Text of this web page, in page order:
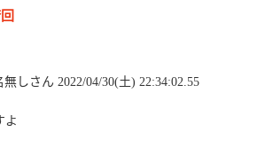
しさん 2022/04/30(土) 22:34:02.55
よ